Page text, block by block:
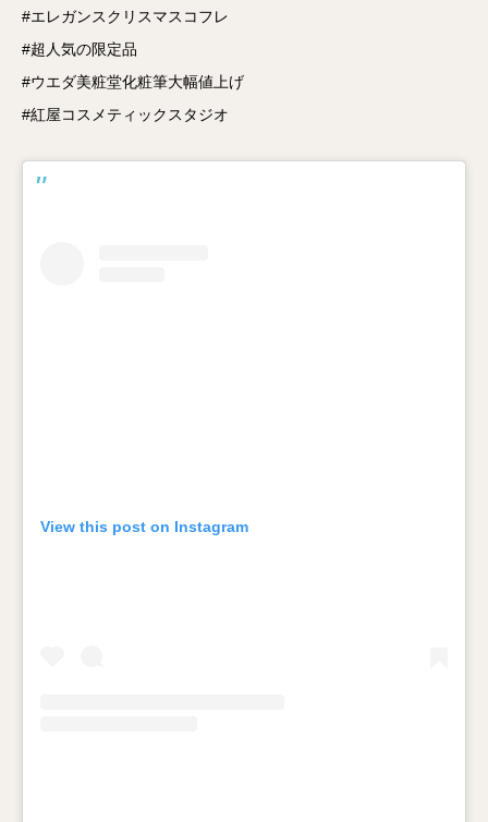
#エレガンスクリスマスコフレ
#超人気の限定品
#ウエダ美粧堂化粧筆大幅値上げ
#紅屋コスメティックスタジオ
View this post on Instagram